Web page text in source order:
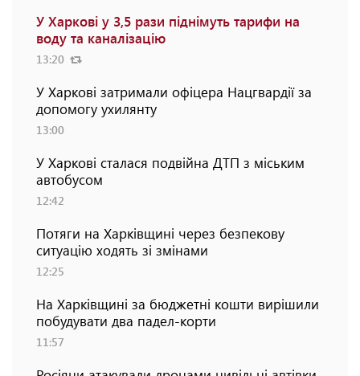
У Харкові у 3,5 рази піднімуть тарифи на
воду та каналізацію
13:20
У Харкові затримали офіцера Нацгвардії за
допомогу ухилянту
13:00
У Харкові сталася подвійна ДТП з міським
автобусом
12:42
Потяги на Харківщині через безпекову
ситуацію ходять зі змінами
12:25
На Харківщині за бюджетні кошти вирішили
побудувати два падел-корти
11:57